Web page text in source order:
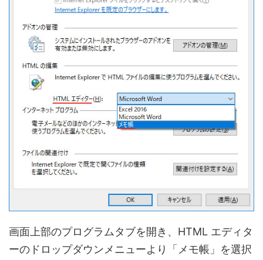
画面上部のプログラムタブを開き、HTML エディタ
ーのドロップダウンメニューより「メモ帳」を選択